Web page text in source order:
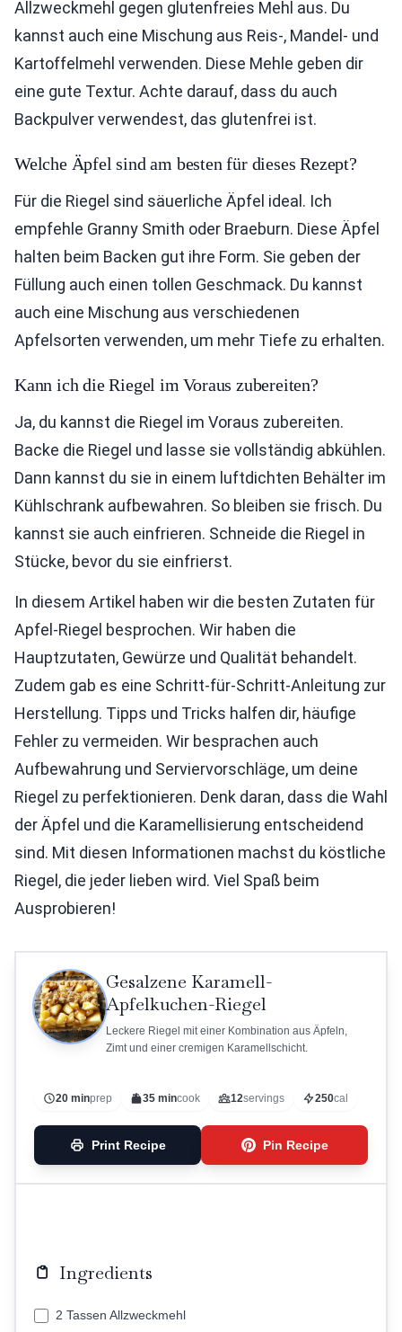
Allzweckmehl gegen glutenfreies Mehl aus. Du
kannst auch eine Mischung aus Reis-, Mandel- und
Kartoffelmehl verwenden. Diese Mehle geben dir
eine gute Textur. Achte darauf, dass du auch
Backpulver verwendest, das glutenfrei ist.
Welche Äpfel sind am besten für dieses Rezept?
Für die Riegel sind säuerliche Äpfel ideal. Ich
empfehle Granny Smith oder Braeburn. Diese Äpfel
halten beim Backen gut ihre Form. Sie geben der
Füllung auch einen tollen Geschmack. Du kannst
auch eine Mischung aus verschiedenen
Apfelsorten verwenden, um mehr Tiefe zu erhalten.
Kann ich die Riegel im Voraus zubereiten?
Ja, du kannst die Riegel im Voraus zubereiten.
Backe die Riegel und lasse sie vollständig abkühlen.
Dann kannst du sie in einem luftdichten Behälter im
Kühlschrank aufbewahren. So bleiben sie frisch. Du
kannst sie auch einfrieren. Schneide die Riegel in
Stücke, bevor du sie einfrierst.
In diesem Artikel haben wir die besten Zutaten für
Apfel-Riegel besprochen. Wir haben die
Hauptzutaten, Gewürze und Qualität behandelt.
Zudem gab es eine Schritt-für-Schritt-Anleitung zur
Herstellung. Tipps und Tricks halfen dir, häufige
Fehler zu vermeiden. Wir besprachen auch
Aufbewahrung und Serviervorschläge, um deine
Riegel zu perfektionieren. Denk daran, dass die Wahl
der Äpfel und die Karamellisierung entscheidend
sind. Mit diesen Informationen machst du köstliche
Riegel, die jeder lieben wird. Viel Spaß beim
Ausprobieren!
Gesalzene Karamell-
Apfelkuchen-Riegel
Leckere Riegel mit einer Kombination aus Äpfeln,
Zimt und einer cremigen Karamellschicht.
20 minprep 35 mincook 12servings 250cal
Print Recipe Pin Recipe
Ingredients
2 Tassen Allzweckmehl